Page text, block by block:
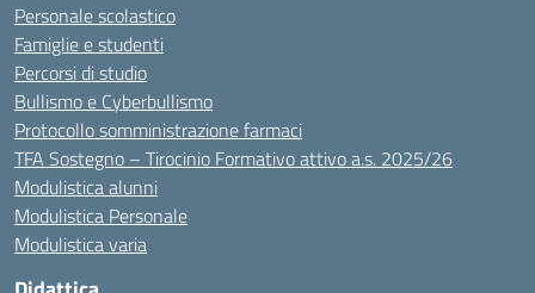
Personale scolastico
Famiglie e studenti
Percorsi di studio
Bullismo e Cyberbullismo
Protocollo somministrazione farmaci
TFA Sostegno – Tirocinio Formativo attivo a.s. 2025/26
Modulistica alunni
Modulistica Personale
Modulistica varia